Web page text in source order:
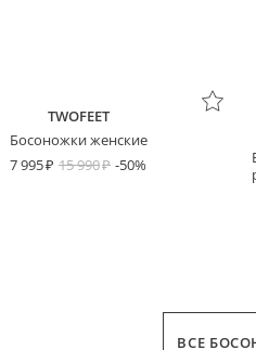
TWOFEET
Босоножки женские
7 995
15 990 -50%
ВСЕ